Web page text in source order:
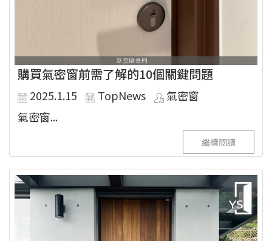
購買氣密窗前需了解的10個關鍵問題
2025.1.15 TopNews
氣密窗
氣密窗...
繼續閱讀